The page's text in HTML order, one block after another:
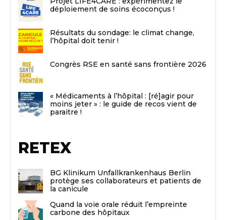
déploiement de soins écoconçus !
Résultats du sondage: le climat change,
l’hôpital doit tenir !
Congrès RSE en santé sans frontière 2026
« Médicaments à l’hôpital : [ré]agir pour
moins jeter » : le guide de recos vient de
paraitre !
RETEX
BG Klinikum Unfallkrankenhaus Berlin
protège ses collaborateurs et patients de
la canicule
Quand la voie orale réduit l’empreinte
carbone des hôpitaux